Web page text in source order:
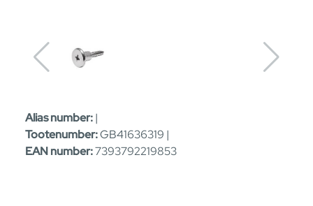
Alias number:|
Tootenumber:GB41636319 |
EAN number:7393792219853